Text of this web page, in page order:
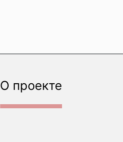
О проекте